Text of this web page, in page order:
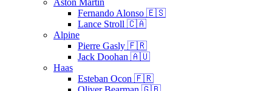
Aston Martin
Fernando Alonso 🇪🇸
Lance Stroll 🇨🇦
Alpine
Pierre Gasly 🇫🇷
Jack Doohan 🇦🇺
Haas
Esteban Ocon 🇫🇷